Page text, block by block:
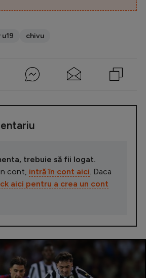
chivu
trebuie să fii logat.
cont, intră în cont aici . Daca
aici pentru a crea un cont